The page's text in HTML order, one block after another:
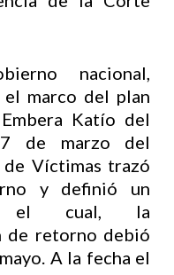
nacional,
el marco del plan
Katío del
de marzo del
Víctimas trazó
y definió un
el cual, la
de retorno debió
A la fecha el